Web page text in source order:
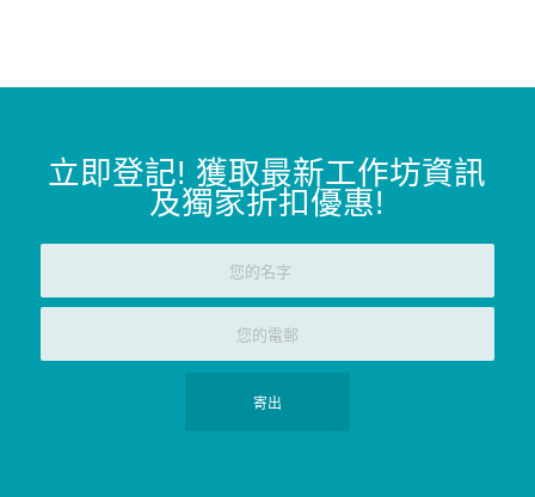
立即登記! 獲取最新工作坊資訊
及獨家折扣優惠!